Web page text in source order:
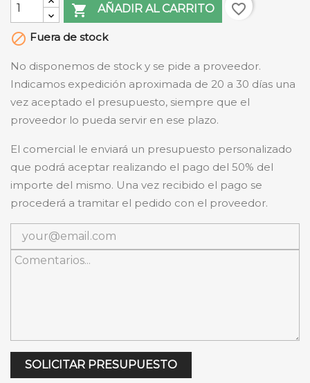
 AÑADIR AL CARRITO
favorite_border
 Fuera de stock
No disponemos de stock y se pide a proveedor.
Indicamos expedición aproximada de 20 a 30 días una
vez aceptado el presupuesto, siempre que el
proveedor lo pueda servir en ese plazo.
El comercial le enviará un presupuesto personalizado
que podrá aceptar realizando el pago del 50% del
importe del mismo. Una vez recibido el pago se
procederá a tramitar el pedido con el proveedor.
SOLICITAR PRESUPUESTO